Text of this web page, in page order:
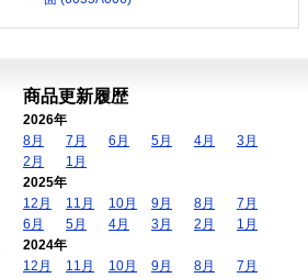
商品更新履歴
2026年
8月
7月 6月 5月 4月
3月
2月
1月
2025年
12月
11月 10月 9月 8月
7月
6月
5月 4月 3月 2月
1月
2024年
12月
11月 10月 9月 8月
7月